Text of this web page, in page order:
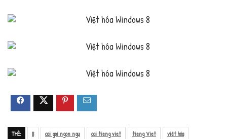
THẺ: 8 cai goi ngon ngu cai tieng viet tieng Viet viêt hóa